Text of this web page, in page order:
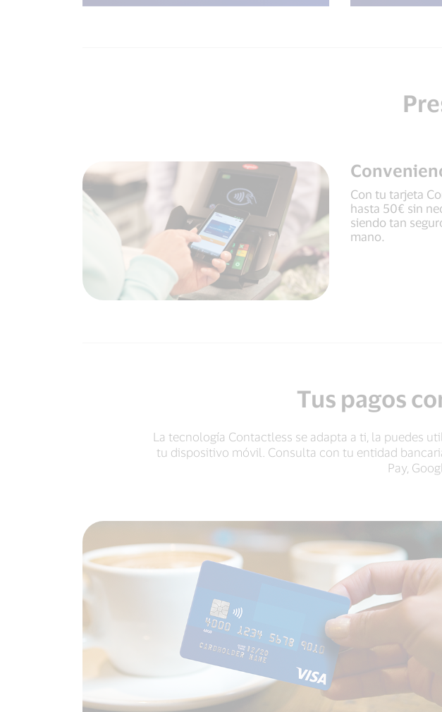
Con tu tarjeta
hasta 50€ sin
siendo tan
mano.
Tus pagos
La tecnología Contactless se adapta a ti, la puedes
tu dispositivo móvil. Consulta con tu entidad
Pay,